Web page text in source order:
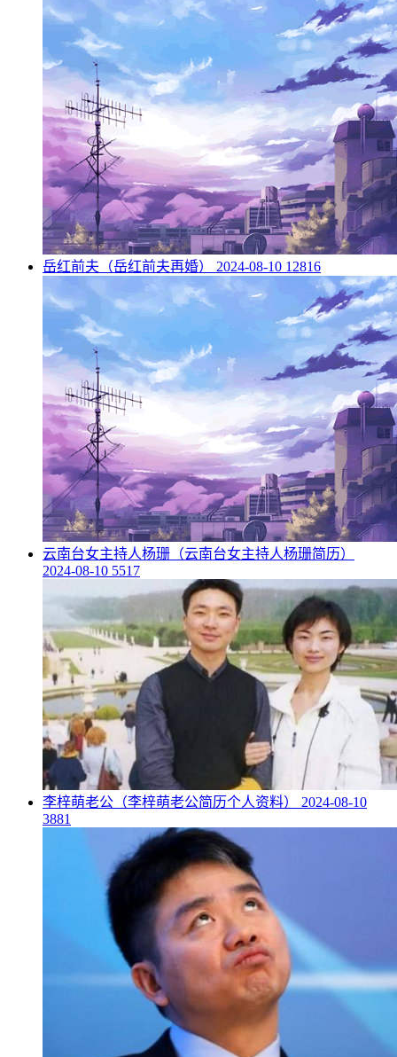
​岳红前夫（岳红前夫再婚） 2024-08-10 12816
​云南台女主持人杨珊（云南台女主持人杨珊简历）
2024-08-10 5517
​李梓萌老公（李梓萌老公简历个人资料）
2024-08-10
3881